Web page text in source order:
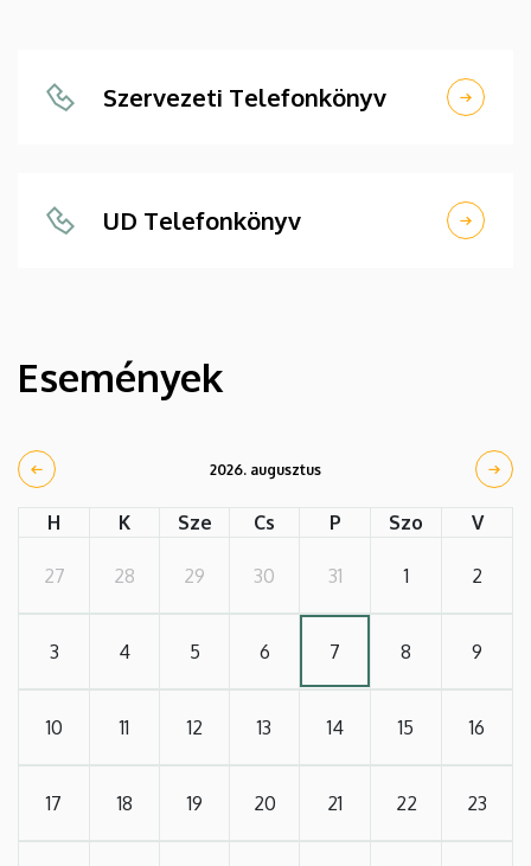
Szervezeti Telefonkönyv
UD Telefonkönyv
Események
2026. augusztus
H K Sze Cs P Szo V
27 28 29 30 31 1 2
3 4 5 6 7 8 9
10 11 12 13 14 15 16
17 18 19 20 21 22 23